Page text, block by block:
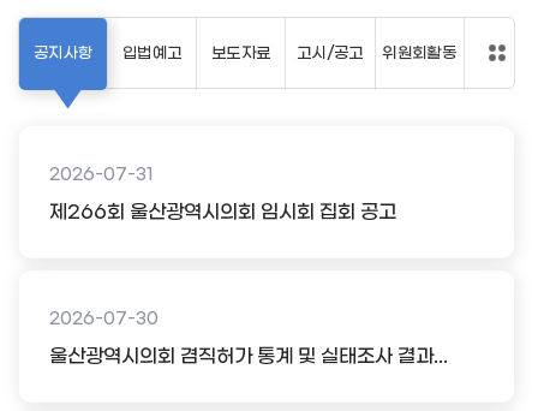
공지사항
2026-07-31
제266회 울산광역시의회 임시회 집회 공고
2026-07-30
울산광역시의회 겸직허가 통계 및 실태조사 결과...
입법예고 보도자료 고시/공고 위원회활동